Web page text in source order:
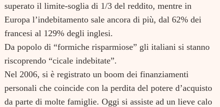
superato il limite-soglia di 1/3 del reddito, mentre in
Europa l’indebitamento sale ancora di più, dal 62% dei
francesi al 129% degli inglesi.
Da popolo di “formiche risparmiose” gli italiani si stanno
riscoprendo “cicale indebitate”.
Nel 2006, si è registrato un boom dei finanziamenti
personali che coincide con la perdita del potere d’acquisto
da parte di molte famiglie. Oggi si assiste ad un lieve calo